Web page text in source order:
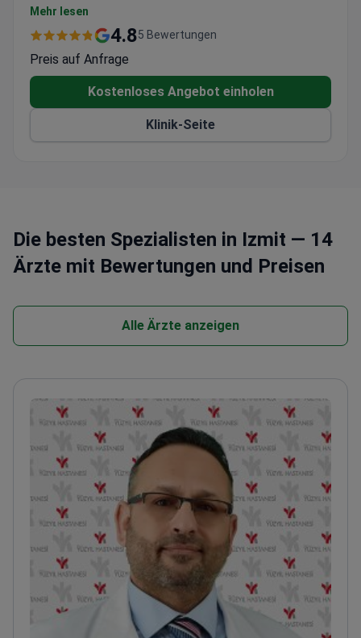
İzmit bietet umfassende Diagnose- und
Behandlungsdienste in der Augenheilkunde.
Mehr lesen
4.85 Bewertungen
Preis auf Anfrage
Kostenloses Angebot einholen
Klinik-Seite
Die besten Spezialisten in Izmit — 14
Ärzte mit Bewertungen und Preisen
Alle Ärzte anzeigen